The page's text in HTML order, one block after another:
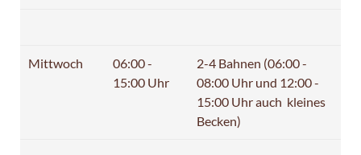
Mittwoch
06:00 -
15:00 Uhr
2-4 Bahnen (06:00 -
08:00 Uhr und 12:00 -
15:00 Uhr auch kleines
Becken)